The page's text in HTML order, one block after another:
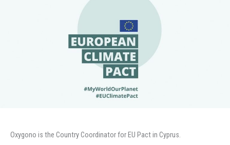
Oxygono is the Country Coordinator for EU Pact in Cyprus.